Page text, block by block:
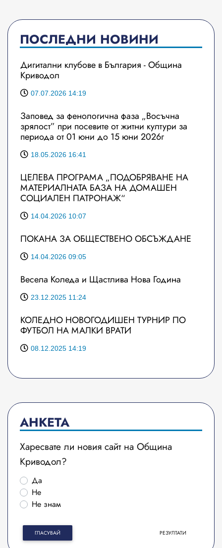
ПОСЛЕДНИ НОВИНИ
Дигитални клубове в България - Община
Криводол
07.07.2026 14:19
Заповед за фенологична фаза „Восъчна
зрялост” при посевите от житни култури за
периода от 01 юни до 15 юни 2026г
18.05.2026 16:41
ЦЕЛЕВА ПРОГРАМА „ПОДОБРЯВАНЕ НА
МАТЕРИАЛНАТА БАЗА НА ДОМАШЕН
СОЦИАЛЕН ПАТРОНАЖ“
14.04.2026 10:07
ПОКАНА ЗА ОБЩЕСТВЕНО ОБСЪЖДАНЕ
14.04.2026 09:05
Весела Коледа и Щастлива Нова Година
23.12.2025 11:24
КОЛЕДНО НОВОГОДИШЕН ТУРНИР ПО
ФУТБОЛ НА МАЛКИ ВРАТИ
08.12.2025 14:19
АНКЕТА
Харесвате ли новия сайт на Община
Криводол?
Да
Не
Не знам
ГЛАСУВАЙ РЕЗУЛТАТИ